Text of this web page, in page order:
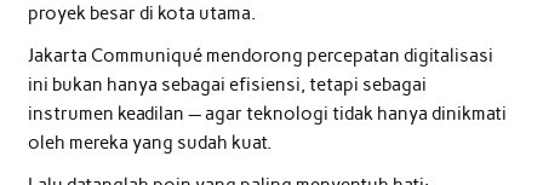
proyek besar di kota utama.
Jakarta Communiqué mendorong percepatan digitalisasi
ini bukan hanya sebagai efisiensi, tetapi sebagai
instrumen keadilan — agar teknologi tidak hanya dinikmati
oleh mereka yang sudah kuat.